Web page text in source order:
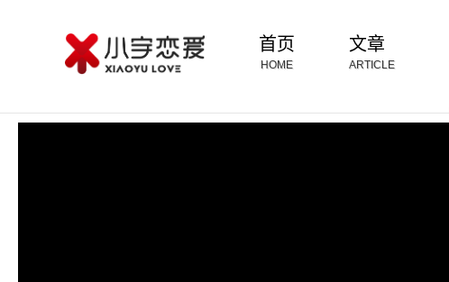
首页
HOME
文章
ARTICLE